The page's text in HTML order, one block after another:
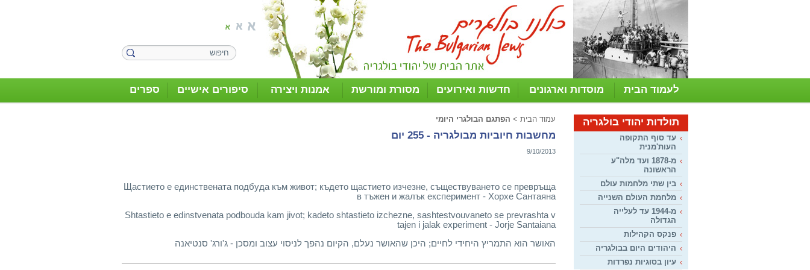
לעמוד הבית מוסדות וארגונים חדשות ואירועים מסורת ומורשת אמנות ויצירה סיפורים אישיים ספרים
תולדות יהודי בולגריה
עד סוף התקופה
העות'מנית
מ-1878 ועד מלה"ע
הראשונה
בין שתי מלחמות עולם
מלחמת העולם השנייה
מ-1944 עד לעלייה
הגדולה
פנקס הקהילות
היהודים היום בבולגריה
עיון בסוגיות נפרדות
עמוד הבית > הפתגם הבולגרי היומי
מחשבות חיוביות מבולגריה - 255 יום
9/10/2013
Щастието е единствената подбуда към живот; където щастието изчезне, съществуването се превръща
в тъжен и жалък експеримент - Хорхе Сантаяна
Shtastieto e edinstvenata podbouda kam jivot; kadeto shtastieto izchezne, sashtestvouvaneto se prevrashta v
tajen i jalak experiment - Jorje Santaiana
האושר הוא התמריץ היחידי לחיים; היכן שהאושר נעלם, הקיום נהפך לניסוי עצוב ומסכן - ג'ורג' סנטיאנה